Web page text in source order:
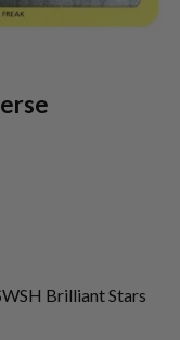
Brilliant Stars